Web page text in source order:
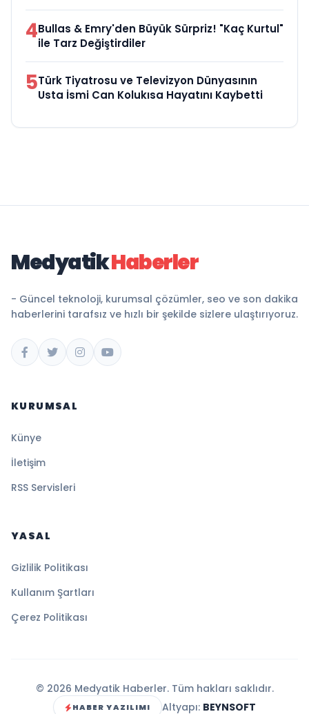
4Bullas & Emry'den Büyük Sürpriz! "Kaç Kurtul"
ile Tarz Değiştirdiler
5Türk Tiyatrosu ve Televizyon Dünyasının
Usta İsmi Can Kolukısa Hayatını Kaybetti
MedyatikHaberler
- Güncel teknoloji, kurumsal çözümler, seo ve son dakika
haberlerini tarafsız ve hızlı bir şekilde sizlere ulaştırıyoruz.
KURUMSAL
Künye
İletişim
RSS Servisleri
YASAL
Gizlilik Politikası
Kullanım Şartları
Çerez Politikası
© 2026 Medyatik Haberler. Tüm hakları saklıdır.
HABER YAZILIMI Altyapı: BEYNSOFT